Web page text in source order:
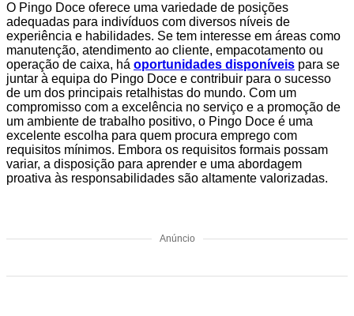
O Pingo Doce oferece uma variedade de posições
adequadas para indivíduos com diversos níveis de
experiência e habilidades. Se tem interesse em áreas como
manutenção, atendimento ao cliente, empacotamento ou
operação de caixa, há oportunidades disponíveis para se
juntar à equipa do Pingo Doce e contribuir para o sucesso
de um dos principais retalhistas do mundo. Com um
compromisso com a excelência no serviço e a promoção de
um ambiente de trabalho positivo, o Pingo Doce é uma
excelente escolha para quem procura emprego com
requisitos mínimos. Embora os requisitos formais possam
variar, a disposição para aprender e uma abordagem
proativa às responsabilidades são altamente valorizadas.
Anúncio